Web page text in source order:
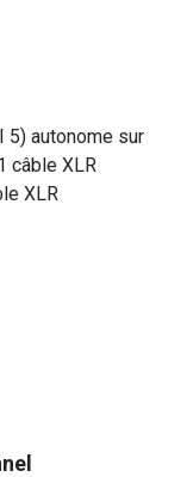
5) autonome sur
câble XLR
XLR